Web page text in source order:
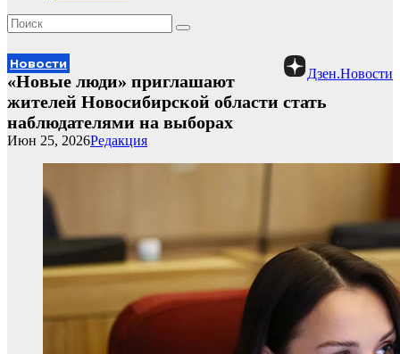
Дзен.Новости
Новости
«Новые люди» приглашают
жителей Новосибирской области стать
наблюдателями на выборах
Редакция
Июн 25, 2026